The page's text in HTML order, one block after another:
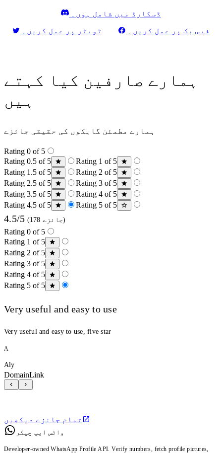
ڈسکارڈ میں شامل ہوں۔
ٹویٹر پر عمل کریں۔
فیس بک پر عمل کریں۔
ہمارے صارفین کیا کہتے
ہیں
ہمارے مطمئن گاہکوں کی حقیقی جائزے
Rating 0 of 5
Rating 0.5 of 5
Rating 1 of 5
Rating 1.5 of 5
Rating 2 of 5
Rating 2.5 of 5
Rating 3 of 5
Rating 3.5 of 5
Rating 4 of 5
Rating 4.5 of 5
Rating 5 of 5
4.5/5 (178 جائزے)
Rating 0 of 5
Rating 1 of 5
Rating 2 of 5
Rating 3 of 5
Rating 4 of 5
Rating 5 of 5
Very useful and easy to use
Very useful and easy to use, five star
A
Aly
DomainLink
تمام جائزے دیکھیں
واٹس ایپ چیکر
Developer-owned WhatsApp Profile API. Verify numbers, fetch profile pictures,